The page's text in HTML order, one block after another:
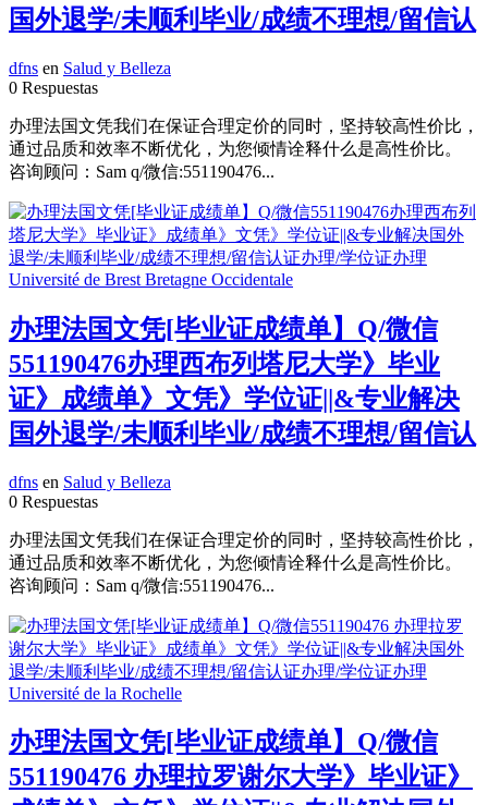
国外退学/未顺利毕业/成绩不理想/留信认
dfns en Salud y Belleza
0 Respuestas
办理法国文凭我们在保证合理定价的同时，坚持较高性价比，
通过品质和效率不断优化，为您倾情诠释什么是高性价比。
咨询顾问：Sam q/微信:551190476...
办理法国文凭[毕业证成绩单】Q/微信
551190476办理西布列塔尼大学》毕业
证》成绩单》文凭》学位证||&专业解决
国外退学/未顺利毕业/成绩不理想/留信认
dfns en Salud y Belleza
0 Respuestas
办理法国文凭我们在保证合理定价的同时，坚持较高性价比，
通过品质和效率不断优化，为您倾情诠释什么是高性价比。
咨询顾问：Sam q/微信:551190476...
办理法国文凭[毕业证成绩单】Q/微信
551190476 办理拉罗谢尔大学》毕业证》